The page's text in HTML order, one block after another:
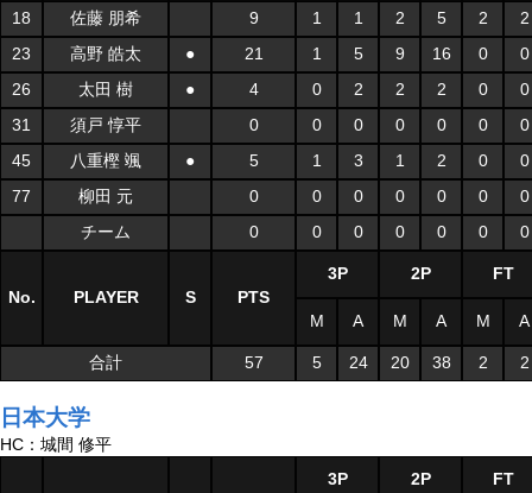
18
佐藤 朋希 9 1 1 2 5 2
2
23
高野 皓太 ● 21 1 5 9 16 0
0
26
太田 樹 ● 4 0 2 2 2 0
0
31
須戸 惇平 0 0 0 0 0 0
0
45
八重樫 颯 ● 5 1 3 1 2 0
0
77
柳田 元 0 0 0 0 0 0
0
チーム
0 0 0 0 0 0 0
No. PLAYER S PTS
3P 2P FT
M A M A M A
合計 57 5 24 20 38 2 2
日本大学
HC：城間 修平
3P 2P FT